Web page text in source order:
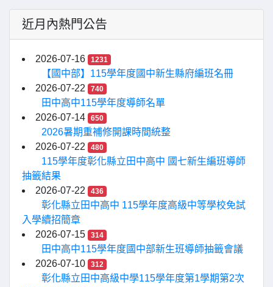
近月內熱門公告
2026-07-16 1231
【國中部】115學年度國中新生縣府編班名冊
2026-07-22
740
田中高中115學年度導師名單
2026-07-14
650
2026暑期重補修開課時間統整
2026-07-22
480
115學年度彰化縣立田中高中 國七新生編班導師
抽籤結果
2026-07-22
436
彰化縣立田中高中 115學年度高級中等學校免試
入學續招簡章
2026-07-15
314
田中高中115學年度國中部新生班導師抽籤會議
2026-07-10
312
彰化縣立田中高級中學115學年度第1學期第2次